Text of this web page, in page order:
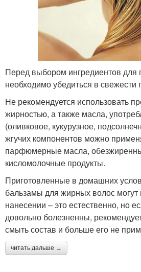
Перед выбором ингредиентов для
необходимо убедиться в свежести
Не рекомендуется использовать
жирностью, а также масла,
(оливковое, кукурузное,
жгучих компонентов можно
парфюмерные масла,
кисломолочные продукты.
Приготовленные в домашних
бальзамы для жирных волос могут
нанесении – это естественно, но
довольно болезненны,
смыть состав и больше его не
читать дальше →